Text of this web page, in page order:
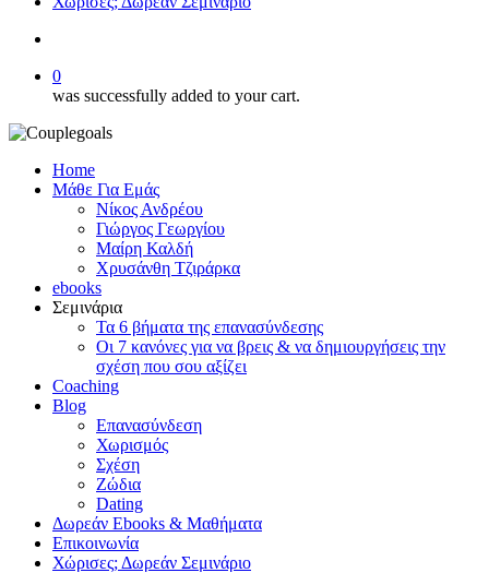
0
was successfully added to your cart.
Home
Μάθε Για Εμάς
Νίκος Ανδρέου
Γιώργος Γεωργίου
Μαίρη Καλδή
Χρυσάνθη Τζιράρκα
ebooks
Σεμινάρια
Τα 6 βήματα της επανασύνδεσης
Οι 7 κανόνες για να βρεις & να δημιουργήσεις την
σχέση που σου αξίζει
Coaching
Blog
Επανασύνδεση
Χωρισμός
Σχέση
Ζώδια
Dating
Δωρεάν Ebooks & Μαθήματα
Επικοινωνία
Χώρισες; Δωρεάν Σεμινάριο